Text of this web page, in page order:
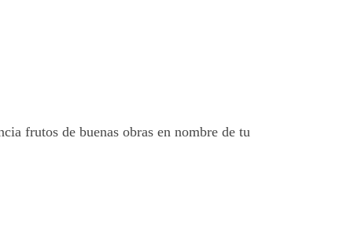
frutos de buenas obras en nombre de tu